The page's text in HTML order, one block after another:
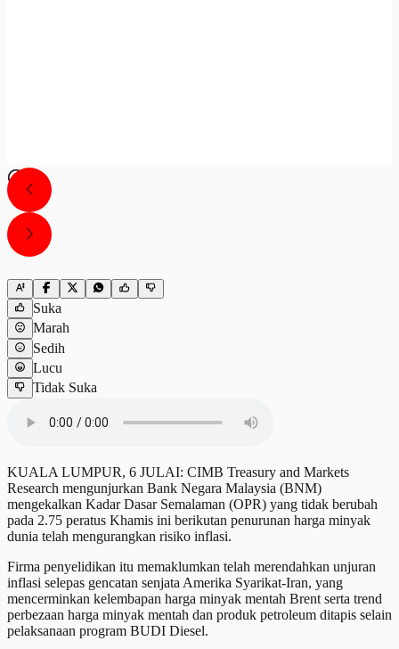
Suka
Marah
Sedih
Lucu
Tidak Suka
KUALA LUMPUR, 6 JULAI: CIMB Treasury and Markets
Research mengunjurkan Bank Negara Malaysia (BNM)
mengekalkan Kadar Dasar Semalaman (OPR) yang tidak berubah
pada 2.75 peratus Khamis ini berikutan penurunan harga minyak
dunia telah mengurangkan risiko inflasi.
Firma penyelidikan itu memaklumkan telah merendahkan unjuran
inflasi selepas gencatan senjata Amerika Syarikat-Iran, yang
mencerminkan kelembapan harga minyak mentah Brent serta trend
perbezaan harga minyak mentah dan produk petroleum ditapis selain
pelaksanaan program BUDI Diesel.